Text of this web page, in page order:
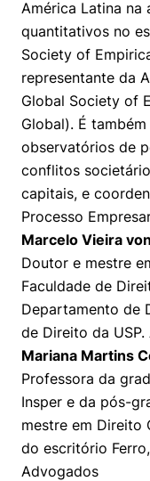
América Latina
quantitativos no
Society of
representante da
Global Society of
Global). É
observatórios de
conflitos
capitais, e
Processo
Marcelo Vieira
Doutor e mestre
Faculdade de
Departamento de
de Direito da
Mariana Martins
Professora da
Insper e da pós-
mestre em Direito
do escritório
Advogados
Cookies
Cookies de